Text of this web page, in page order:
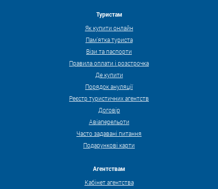
Туристам
Як купити онлайн
Пам'ятка туриста
Візи та паспорти
Правила оплати і розстрочка
Де купити
Порядок ануляції
Реєстр туристичних агентств
Договір
Авіаперельоти
Часто задавані питання
Подарункові карти
Агентствам
Кабінет агентства